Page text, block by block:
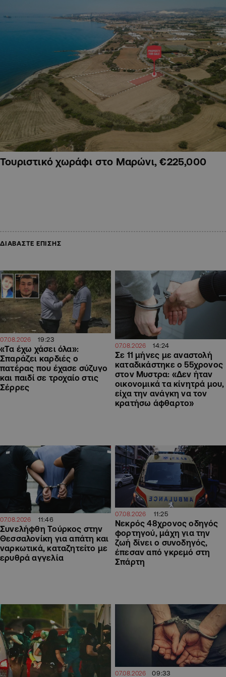
Τουριστικό χωράφι στο Μαρώνι, €225,000
ΔΙΑΒΑΣΤΕ ΕΠΙΣΗΣ
07.08.2026 19:23
«Τα έχω χάσει όλα»:
Σπαράζει καρδιές ο
πατέρας που έχασε σύζυγο
και παιδί σε τροχαίο στις
Σέρρες
07.08.2026 14:24
Σε 11 μήνες με αναστολή
καταδικάστηκε ο 55χρονος
στον Μυστρα: «Δεν ήταν
οικονομικά τα κίνητρά μου,
είχα την ανάγκη να τον
κρατήσω άφθαρτο»
07.08.2026 11:46
Συνελήφθη Τούρκος στην
Θεσσαλονίκη για απάτη και
ναρκωτικά, καταζητείτο με
ερυθρά αγγελία
07.08.2026 11:25
Νεκρός 48χρονος οδηγός
φορτηγού, μάχη για την
ζωή δίνει ο συνοδηγός,
έπεσαν από γκρεμό στη
Σπάρτη
07.08.2026 09:33